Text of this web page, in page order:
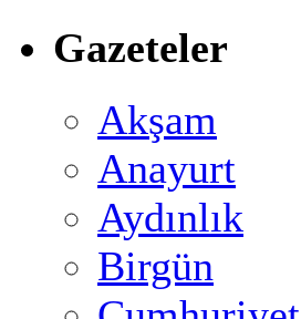
Gazeteler
Akşam
Anayurt
Aydınlık
Birgün